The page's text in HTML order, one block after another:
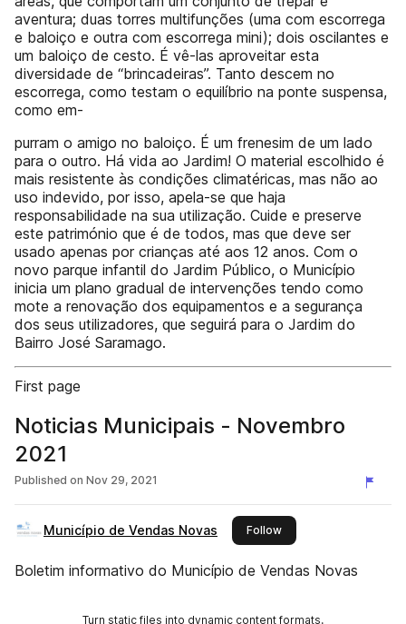
aventura; duas torres multifunções (uma com escorrega
e baloiço e outra com escorrega mini); dois oscilantes e
um baloiço de cesto. É vê-las aproveitar esta
diversidade de “brincadeiras”. Tanto descem no
escorrega, como testam o equilíbrio na ponte suspensa,
como em-
purram o amigo no baloiço. É um frenesim de um lado
para o outro. Há vida ao Jardim! O material escolhido é
mais resistente às condições climatéricas, mas não ao
uso indevido, por isso, apela-se que haja
responsabilidade na sua utilização. Cuide e preserve
este património que é de todos, mas que deve ser
usado apenas por crianças até aos 12 anos. Com o
novo parque infantil do Jardim Público, o Município
inicia um plano gradual de intervenções tendo como
mote a renovação dos equipamentos e a segurança
dos seus utilizadores, que seguirá para o Jardim do
Bairro José Saramago.
First page
Noticias Municipais - Novembro
2021
Published on Nov 29, 2021
Município de Vendas Novas Followthis publisher
Boletim informativo do Município de Vendas Novas
Turn static files into dynamic content formats.